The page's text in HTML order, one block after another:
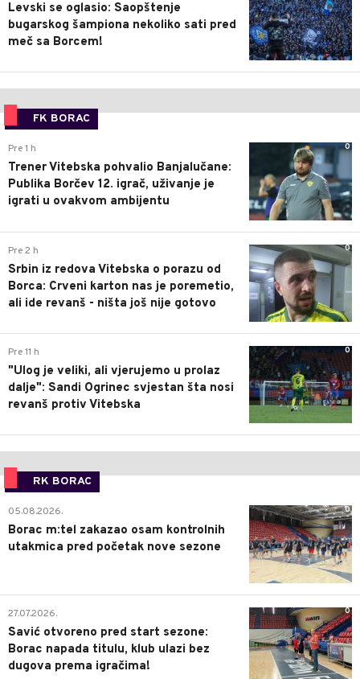
Levski se oglasio: Saopštenje
bugarskog šampiona nekoliko sati pred
meč sa Borcem!
FK BORAC
0
Pre 1 h
Trener Vitebska pohvalio Banjalučane:
Publika Borčev 12. igrač, uživanje je
igrati u ovakvom ambijentu
0
Pre 2 h
Srbin iz redova Vitebska o porazu od
Borca: Crveni karton nas je poremetio,
ali ide revanš - ništa još nije gotovo
0
Pre 11 h
"Ulog je veliki, ali vjerujemo u prolaz
dalje": Sandi Ogrinec svjestan šta nosi
revanš protiv Vitebska
RK BORAC
0
05.08.2026.
Borac m:tel zakazao osam kontrolnih
utakmica pred početak nove sezone
0
27.07.2026.
Savić otvoreno pred start sezone:
Borac napada titulu, klub ulazi bez
dugova prema igračima!